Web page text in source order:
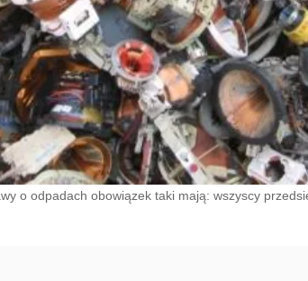
o odpadach obowiązek taki mają: wszyscy